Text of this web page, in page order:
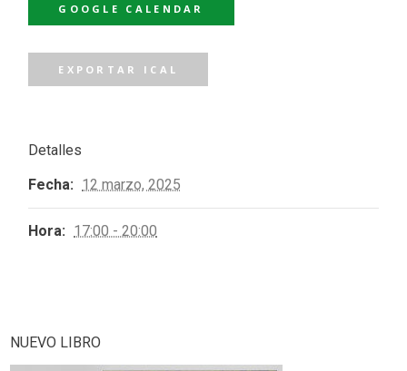
GOOGLE CALENDAR
EXPORTAR ICAL
Detalles
Fecha: 12 marzo, 2025
Hora: 17:00 - 20:00
NUEVO LIBRO